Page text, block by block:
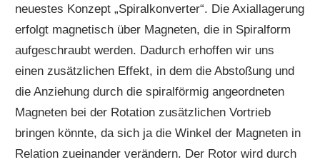
neuestes Konzept „Spiralkonverter“. Die Axiallagerung
erfolgt magnetisch über Magneten, die in Spiralform
aufgeschraubt werden. Dadurch erhoffen wir uns
einen zusätzlichen Effekt, in dem die Abstoßung und
die Anziehung durch die spiralförmig angeordneten
Magneten bei der Rotation zusätzlichen Vortrieb
bringen könnte, da sich ja die Winkel der Magneten in
Relation zueinander verändern. Der Rotor wird durch